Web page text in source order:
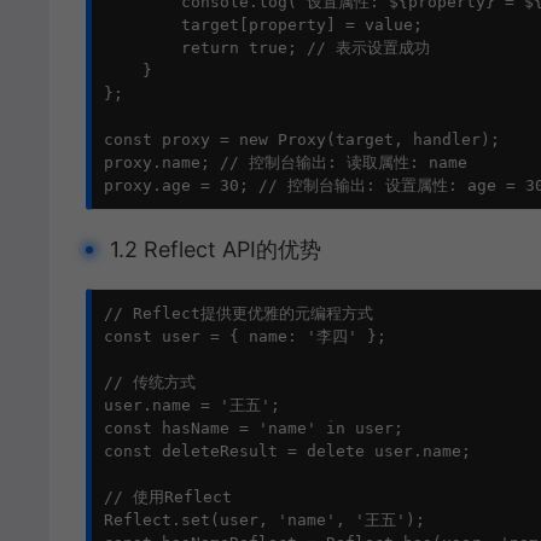
        target[property] = value;
        return true; // 表示设置成功
    }
};
const proxy = new Proxy(target, handler);
proxy.name; // 控制台输出: 读取属性: name
proxy.age = 30; // 控制台输出: 设置属性: age =
1.2 Reflect API的优势
// Reflect提供更优雅的元编程方式
const user = { name: '李四' };
// 传统方式
user.name = '王五';
const hasName = 'name' in user;
const deleteResult = delete user.name;
// 使用Reflect
Reflect.set(user, 'name', '王五');